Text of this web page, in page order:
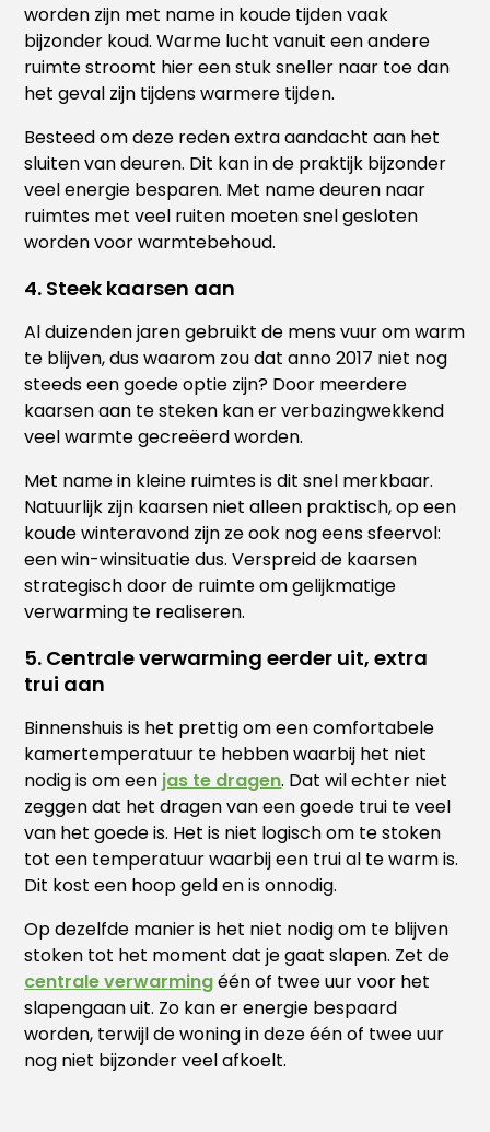
worden zijn met name in koude tijden vaak
bijzonder koud. Warme lucht vanuit een andere
ruimte stroomt hier een stuk sneller naar toe dan
het geval zijn tijdens warmere tijden.
Besteed om deze reden extra aandacht aan het
sluiten van deuren. Dit kan in de praktijk bijzonder
veel energie besparen. Met name deuren naar
ruimtes met veel ruiten moeten snel gesloten
worden voor warmtebehoud.
4. Steek kaarsen aan
Al duizenden jaren gebruikt de mens vuur om warm
te blijven, dus waarom zou dat anno 2017 niet nog
steeds een goede optie zijn? Door meerdere
kaarsen aan te steken kan er verbazingwekkend
veel warmte gecreëerd worden.
Met name in kleine ruimtes is dit snel merkbaar.
Natuurlijk zijn kaarsen niet alleen praktisch, op een
koude winteravond zijn ze ook nog eens sfeervol:
een win-winsituatie dus. Verspreid de kaarsen
strategisch door de ruimte om gelijkmatige
verwarming te realiseren.
5. Centrale verwarming eerder uit, extra
trui aan
Binnenshuis is het prettig om een comfortabele
kamertemperatuur te hebben waarbij het niet
nodig is om een jas te dragen. Dat wil echter niet
zeggen dat het dragen van een goede trui te veel
van het goede is. Het is niet logisch om te stoken
tot een temperatuur waarbij een trui al te warm is.
Dit kost een hoop geld en is onnodig.
Op dezelfde manier is het niet nodig om te blijven
stoken tot het moment dat je gaat slapen. Zet de
centrale verwarmingéén of twee uur voor het
slapengaan uit. Zo kan er energie bespaard
worden, terwijl de woning in deze één of twee uur
nog niet bijzonder veel afkoelt.